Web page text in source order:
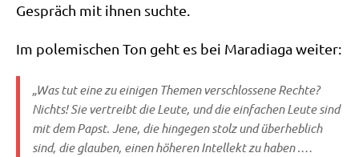
Gespräch mit ihnen suchte.
Im pole­mi­schen Ton geht es bei Mara­dia­ga weiter:
„Was tut eine zu eini­gen The­men ver­schlos­se­ne Rech­te?
Nichts! Sie ver­treibt die Leu­te, und die ein­fa­chen Leu­te sind
mit dem Papst. Jene, die hin­ge­gen stolz und über­heb­lich
sind, die glau­ben, einen höhe­ren Intel­lekt zu haben .…